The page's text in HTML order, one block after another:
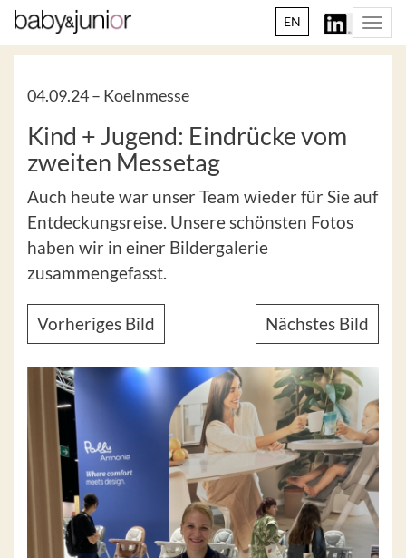
EN
04.09.24 – Koelnmesse
Kind + Jugend: Eindrücke vom
zweiten Messetag
Auch heute war unser Team wieder für Sie auf
Entdeckungsreise. Unsere schönsten Fotos
haben wir in einer Bildergalerie
zusammengefasst.
Vorheriges Bild Nächstes Bild